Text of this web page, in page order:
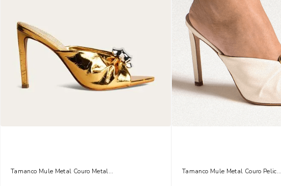
Tamanco Mule Metal Couro Metalizado Bico Folha DouradoTamanco Mule Metal Couro